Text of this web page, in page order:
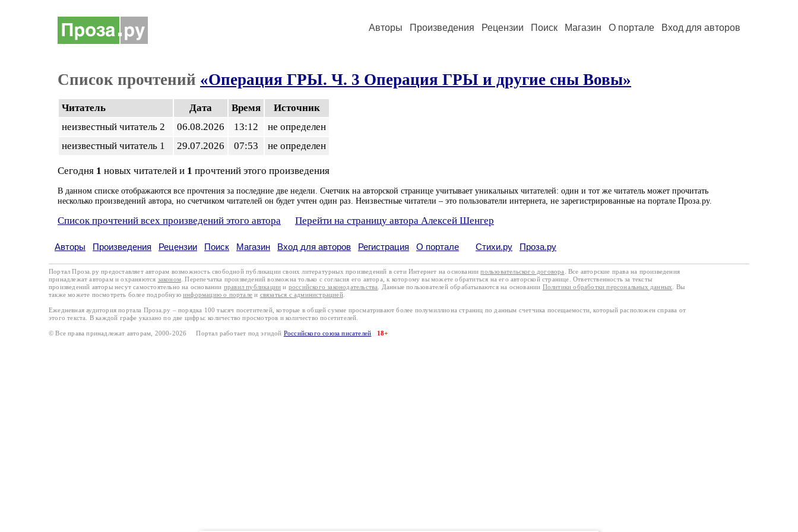
Авторы Произведения Рецензии Поиск Магазин О портале Вход для авторов
Список прочтений «Операция ГРЫ. Ч. 3 Операция ГРЫ и другие сны Вовы»
Читатель Дата Время
Источник
неизвестный читатель 2
06.08.2026 13:12
не определен
неизвестный читатель 1
29.07.2026 07:53 не определен
Сегодня 1 новых читателей и 1 прочтений этого произведения
В данном списке отображаются все прочтения за последние две недели. Счетчик на авторской странице учитывает уникальных читателей: один и тот же читатель может прочитать
несколько произведений автора, но счетчиком читателей он будет учтен один раз. Неизвестные читатели – это пользователи интернета, не зарегистрированные на портале Проза.ру.
Список прочтений всех произведений этого автора Перейти на страницу автора Алексей Шенгер
Авторы Произведения Рецензии Поиск Магазин Вход для авторов Регистрация О портале Стихи.ру Проза.ру
Портал Проза.ру предоставляет авторам возможность свободной публикации своих литературных произведений в сети Интернет на основаниипользовательского договора
. Все авторские права на произведения
принадлежат авторам и охраняются законом . Перепечатка произведений возможна только с согласия его автора, к которому вы можете обратиться на его авторской странице. Ответственность за тексты
произведений авторы несут самостоятельно на основании правил публикации и российского законодательства . Данные пользователей обрабатываются на основании Политики обработки персональных данных
. Вы
также можете посмотреть более подробную информацию о портале и связаться с администрацией.
Ежедневная аудитория портала Проза.ру – порядка 100 тысяч посетителей, которые в общей сумме просматривают более полумиллиона страниц по данным счетчика посещаемости, который расположен справа от
этого текста. В каждой графе указано по две цифры: количество просмотров и количество посетителей.
© Все права принадлежат авторам, 2000-2026 Портал работает под эгидой Российского союза писателей 18+